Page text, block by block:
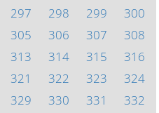
297 298 299
300
305 306 307
308
313 314 315
316
321 322 323
324
329 330 331
332